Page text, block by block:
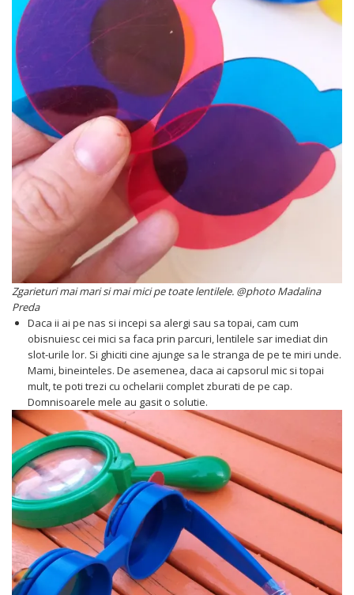
Zgarieturi mai mari si mai mici pe toate lentilele. @photo Madalina
Preda
Daca ii ai pe nas si incepi sa alergi sau sa topai, cam cum
obisnuiesc cei mici sa faca prin parcuri, lentilele sar imediat din
slot-urile lor. Si ghiciti cine ajunge sa le stranga de pe te miri unde.
Mami, bineinteles. De asemenea, daca ai capsorul mic si topai
mult, te poti trezi cu ochelarii complet zburati de pe cap.
Domnisoarele mele au gasit o solutie.